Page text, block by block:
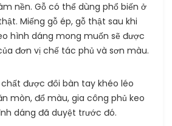
nền. Gỗ có thể dùng phổ biến ở
Miếng gỗ ép, gỗ thật sau khi
hình dáng mong muốn sẽ được
đơn vị chế tác phủ và sơn màu.
được đôi bàn tay khéo léo
mòn, đổ màu, gia công phủ keo
dáng đã duyệt trước đó.